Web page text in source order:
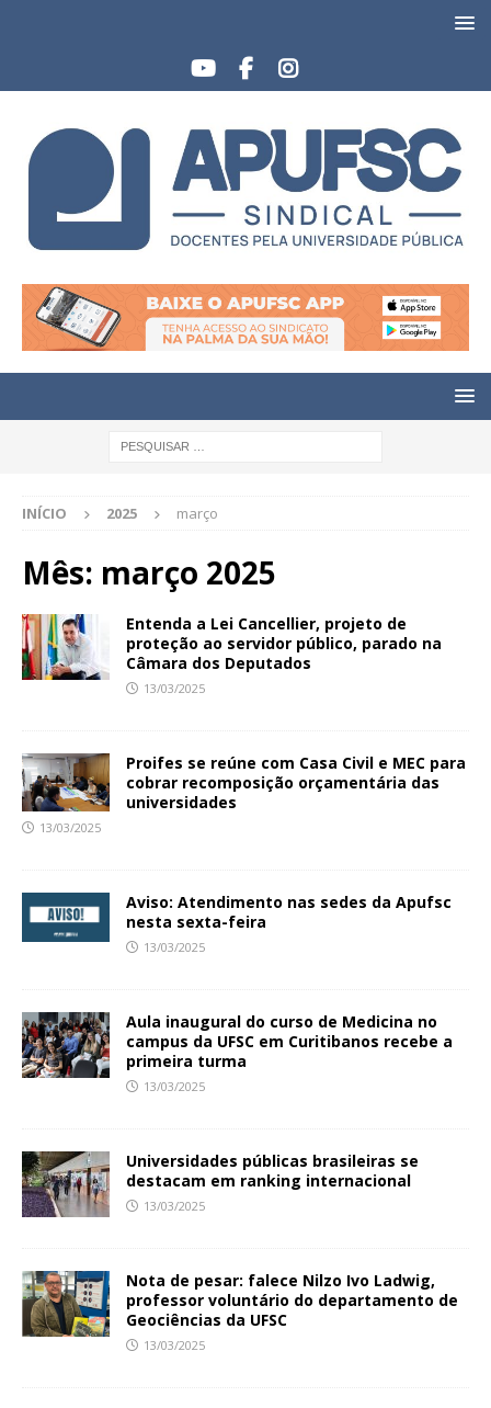
INÍCIO 2025 março
Mês: março 2025
Entenda a Lei Cancellier, projeto de
proteção ao servidor público, parado na
Câmara dos Deputados
13/03/2025
Proifes se reúne com Casa Civil e MEC para
cobrar recomposição orçamentária das
universidades
13/03/2025
Aviso: Atendimento nas sedes da Apufsc
nesta sexta-feira
13/03/2025
Aula inaugural do curso de Medicina no
campus da UFSC em Curitibanos recebe a
primeira turma
13/03/2025
Universidades públicas brasileiras se
destacam em ranking internacional
13/03/2025
Nota de pesar: falece Nilzo Ivo Ladwig,
professor voluntário do departamento de
Geociências da UFSC
13/03/2025